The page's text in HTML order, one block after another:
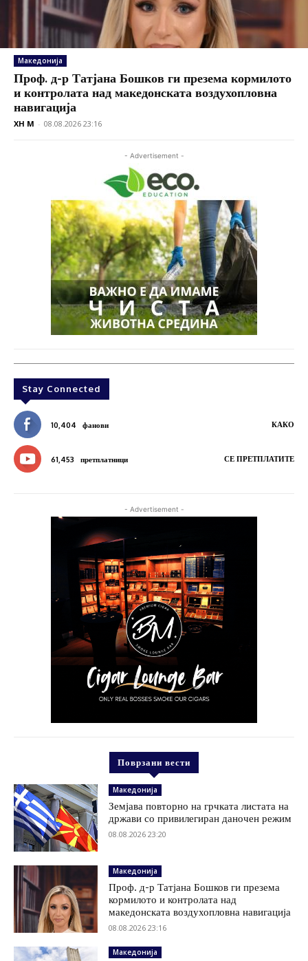
Македонија
Проф. д-р Татјана Бошков ги презема кормилото
и контролата над македонската воздухопловна
навигација
XH M - 08.08.2026 23:16
- Advertisement -
Stay Connected
10,404 фанови КАКО
61,453 претплатници СЕ ПРЕТПЛАТИТЕ
- Advertisement -
Поврзани вести
Македонија
Земјава повторно на грчката листата на
држави со привилегиран даночен режим
08.08.2026 23:20
Македонија
Проф. д-р Татјана Бошков ги презема
кормилото и контролата над
македонската воздухопловна навигација
08.08.2026 23:16
Македонија